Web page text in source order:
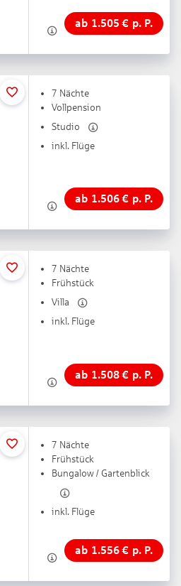
ab 1.505 € p. P.
7 Nächte
Vollpension
Studio
inkl. Flüge
ab 1.506€ p. P.
7 Nächte
Frühstück
Villa
inkl. Flüge
ab 1.508€ p. P.
7 Nächte
Frühstück
Bungalow / Gartenblick
inkl. Flüge
ab 1.556€ p. P.